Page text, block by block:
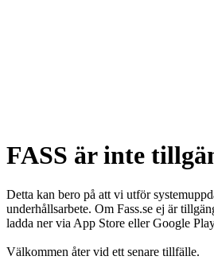
FASS är inte
Detta kan bero på att vi utför
underhållsarbete. Om Fass.se ej är
ladda ner via App Store eller Google
Välkommen åter vid ett senare tillfälle.